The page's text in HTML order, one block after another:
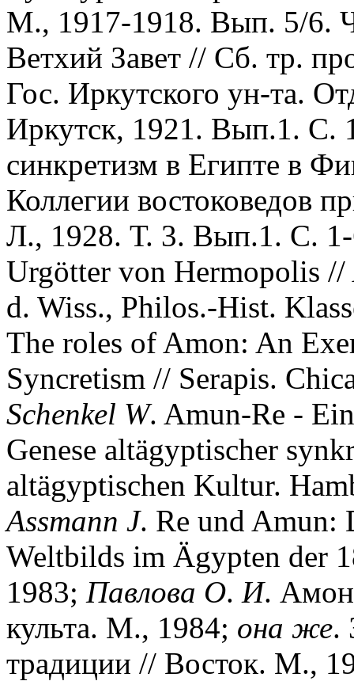
М., 1917-1918. Вып. 5/6.
Ветхий Завет // Сб. тр.
Гос. Иркутского ун-та.
Иркутск, 1921. Вып.1. С.
синкретизм в Египте в
Коллегии востоковедов
Л., 1928. Т. 3. Вып.1. С.
Urgötter von Hermopolis //
d. Wiss., Philos.-Hist.
The roles of Amon: An
Syncretism // Serapis.
Schenkel W. Amun-Re -
Genese altägyptischer
altägyptischen Kultur.
Assmann J. Re und Amun:
Weltbilds im Ägypten der
1983; Павлова О. И. Амон
культа. М., 1984; она же.
традиции // Восток. М.,